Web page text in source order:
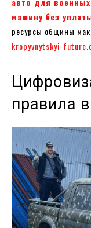
машину без
ресурсы общины
kropyvnytskyi-
правила